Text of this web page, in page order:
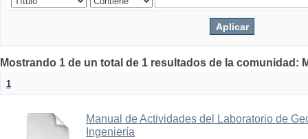
Mostrando 1 de un total de 1 resultados de la comunidad:
1
Manual de Actividades del Laboratorio de
Ingeniería